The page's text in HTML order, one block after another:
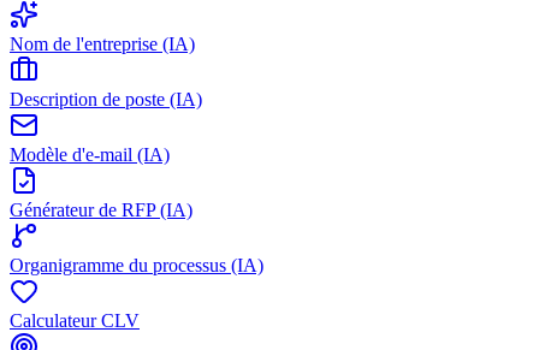
Nom de l'entreprise (IA)
Description de poste (IA)
Modèle d'e-mail (IA)
Générateur de RFP (IA)
Organigramme du processus (IA)
Calculateur CLV